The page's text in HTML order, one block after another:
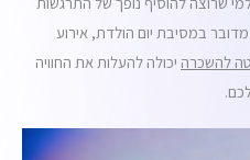
מדובר במסיבת יום הולדת, אירוע
להשכרה יכולה להעלות את החוויה